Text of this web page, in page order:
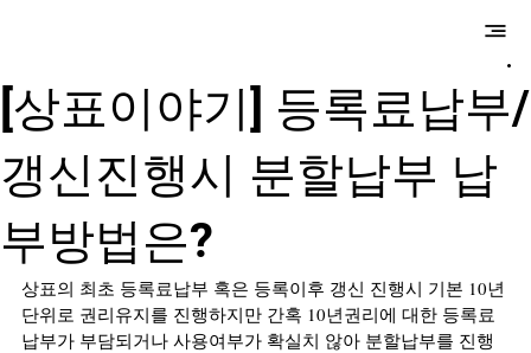
[상표이야기] 등록료납부/
갱신진행시 분할납부 납
부방법은?
상표의 최초 등록료납부 혹은 등록이후 갱신 진행시 기본 10년
단위로 권리유지를 진행하지만 간혹 10년권리에 대한 등록료
납부가 부담되거나 사용여부가 확실치 않아 분할납부를 진행